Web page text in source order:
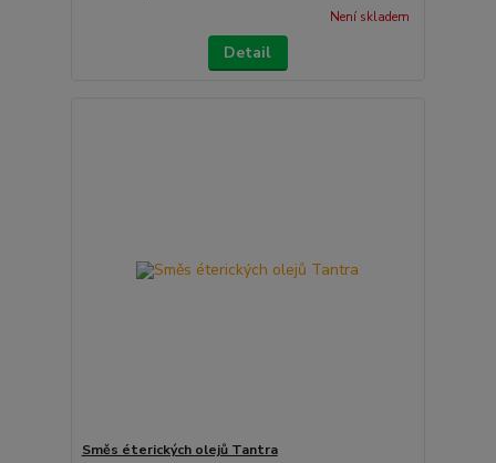
Není skladem
Detail
Směs éterických olejů Tantra